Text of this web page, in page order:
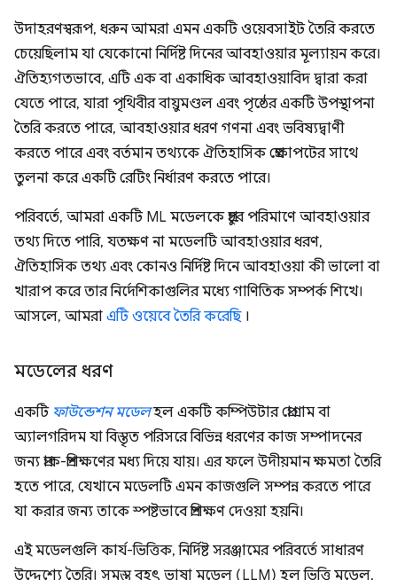
উদাহরণস্বরূপ, ধরুন আমরা এমন একটি ওয়েবসাইট তৈরি করতে
চেয়েছিলাম যা যেকোনো নির্দিষ্ট দিনের আবহাওয়ার মূল্যায়ন করে।
ঐতিহ্যগতভাবে, এটি এক বা একাধিক আবহাওয়াবিদ দ্বারা করা
যেতে পারে, যারা পৃথিবীর বায়ুমণ্ডল এবং পৃষ্ঠের একটি উপস্থাপনা
তৈরি করতে পারে, আবহাওয়ার ধরণ গণনা এবং ভবিষ্যদ্বাণী
করতে পারে এবং বর্তমান তথ্যকে ঐতিহাসিক প্রেক্ষাপটের সাথে
তুলনা করে একটি রেটিং নির্ধারণ করতে পারে।
পরিবর্তে, আমরা একটি ML মডেলকে প্রচুর পরিমাণে আবহাওয়ার
তথ্য দিতে পারি, যতক্ষণ না মডেলটি আবহাওয়ার ধরণ,
ঐতিহাসিক তথ্য এবং কোনও নির্দিষ্ট দিনে আবহাওয়া কী ভালো বা
খারাপ করে তার নির্দেশিকাগুলির মধ্যে গাণিতিক সম্পর্ক শিখে।
আসলে, আমরা এটি ওয়েবে তৈরি করেছি।
মডেলের ধরণ
একটি ফাউন্ডেশন মডেলহল একটি কম্পিউটার প্রোগ্রাম বা
অ্যালগরিদম যা বিস্তৃত পরিসরে বিভিন্ন ধরণের কাজ সম্পাদনের
জন্য প্রাক-প্রশিক্ষণের মধ্য দিয়ে যায়। এর ফলে উদীয়মান ক্ষমতা তৈরি
হতে পারে, যেখানে মডেলটি এমন কাজগুলি সম্পন্ন করতে পারে
যা করার জন্য তাকে স্পষ্টভাবে প্রশিক্ষণ দেওয়া হয়নি।
এই মডেলগুলি কার্য-ভিত্তিক, নির্দিষ্ট সরঞ্জামের পরিবর্তে সাধারণ
উদ্দেশ্যে তৈরি। সমস্ত বৃহৎ ভাষা মডেল (LLM) হল ভিত্তি মডেল,